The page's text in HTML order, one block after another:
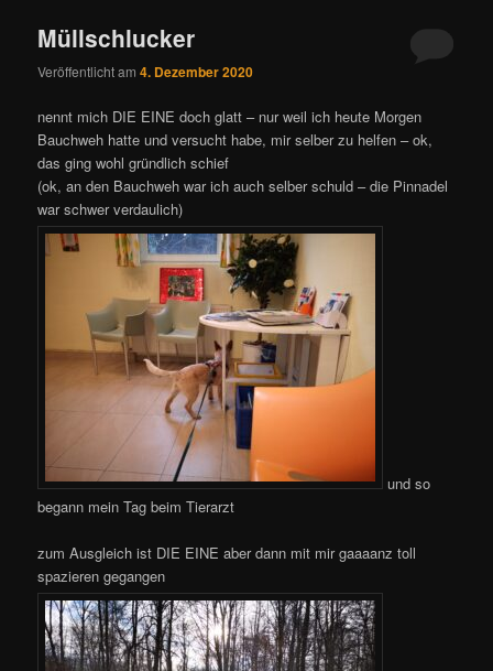
Müllschlucker
Veröffentlicht am4. Dezember 2020
nennt mich DIE EINE doch glatt – nur weil ich heute Morgen
Bauchweh hatte und versucht habe, mir selber zu helfen – ok,
das ging wohl gründlich schief
(ok, an den Bauchweh war ich auch selber schuld – die Pinnadel
war schwer verdaulich)
und so
begann mein Tag beim Tierarzt
zum Ausgleich ist DIE EINE aber dann mit mir gaaaanz toll
spazieren gegangen